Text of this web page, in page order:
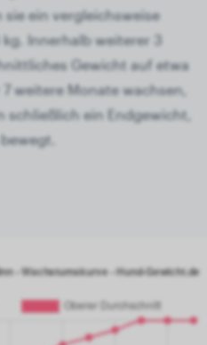
ein vergleichsweise
Innerhalb weiterer 3
Gewicht auf etwa
weitere Monate wachsen,
schließlich ein Endgewicht,